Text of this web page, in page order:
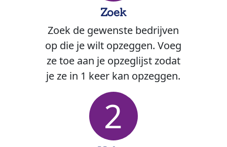
Zoek
Zoek de gewenste bedrijven
op die je wilt opzeggen. Voeg
ze toe aan je opzeglijst zodat
je ze in 1 keer kan opzeggen.
2